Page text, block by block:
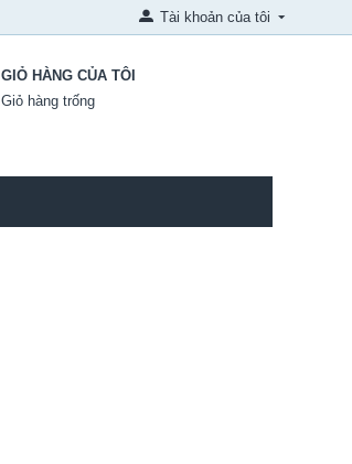
Tài khoản của tôi
GIỎ HÀNG CỦA TÔI
Giỏ hàng trống